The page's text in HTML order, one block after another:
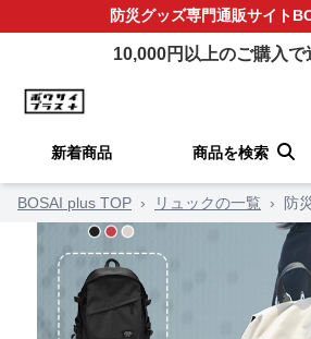
防災グッズ専門通販サイト
10,000円以上のご購入で
新着商品 商品を検索
BOSAI plus TOP › リュックの一覧 › 防